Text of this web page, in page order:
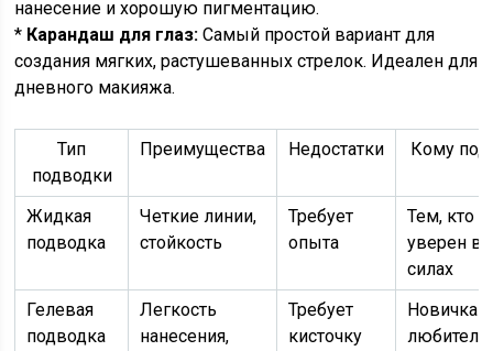
нанесение и хорошую пигментацию.
* Карандаш для глаз: Самый простой вариант для
создания мягких, растушеванных стрелок. Идеален для
дневного макияжа.
Тип
подводки
Преимущества Недостатки Кому
Жидкая
подводка
Четкие линии,
стойкость
Требует
опыта
Тем, кто
уверен в
силах
Гелевая
подводка
Легкость
нанесения,
Требует
кисточку